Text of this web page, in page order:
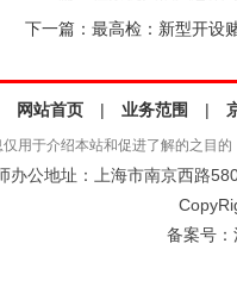
下一篇： 最高检：新型开设
网站首页 | 业务范围 |
用于介绍本站和促进了解的之目
办公地址：上海市南京西路
备案号：